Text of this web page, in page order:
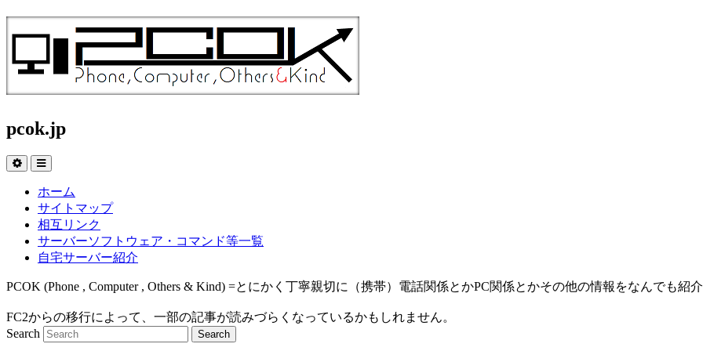
pcok.jp
ホーム
サイトマップ
相互リンク
サーバーソフトウェア・コマンド等一覧
自宅サーバー紹介
PCOK (Phone , Computer , Others & Kind) =とにかく丁寧親切に（携帯）電話関係とかPC関係とかその他の情報をなんでも紹
FC2からの移行によって、一部の記事が読みづらくなっているかもしれません。
Search